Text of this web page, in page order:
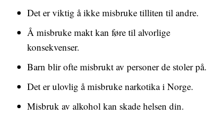
Det er viktig å ikke misbruke tilliten til andre.
Å misbruke makt kan føre til alvorlige
konsekvenser.
Barn blir ofte misbrukt av personer de stoler på.
Det er ulovlig å misbruke narkotika i Norge.
Misbruk av alkohol kan skade helsen din.